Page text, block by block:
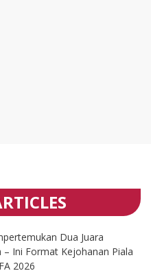
Dua Juara
– Ini Format Kejohanan Piala
2026